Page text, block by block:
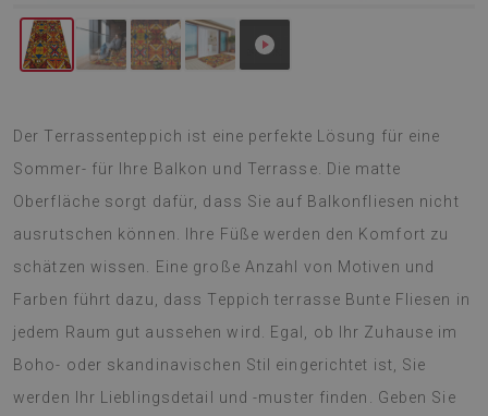
Der Terrassenteppich ist eine perfekte Lösung für eine
Sommer- für Ihre Balkon und Terrasse. Die matte
Oberfläche sorgt dafür, dass Sie auf Balkonfliesen nicht
ausrutschen können. Ihre Füße werden den Komfort zu
schätzen wissen. Eine große Anzahl von Motiven und
Farben führt dazu, dass Teppich terrasse Bunte Fliesen in
jedem Raum gut aussehen wird. Egal, ob Ihr Zuhause im
Boho- oder skandinavischen Stil eingerichtet ist, Sie
werden Ihr Lieblingsdetail und -muster finden. Geben Sie